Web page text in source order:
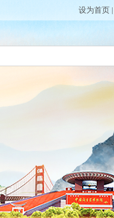
设为首页 |